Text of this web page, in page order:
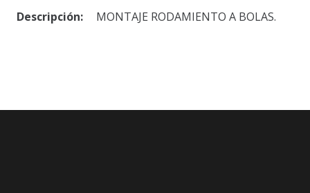
Descripción:
MONTAJE RODAMIENTO A BOLAS.